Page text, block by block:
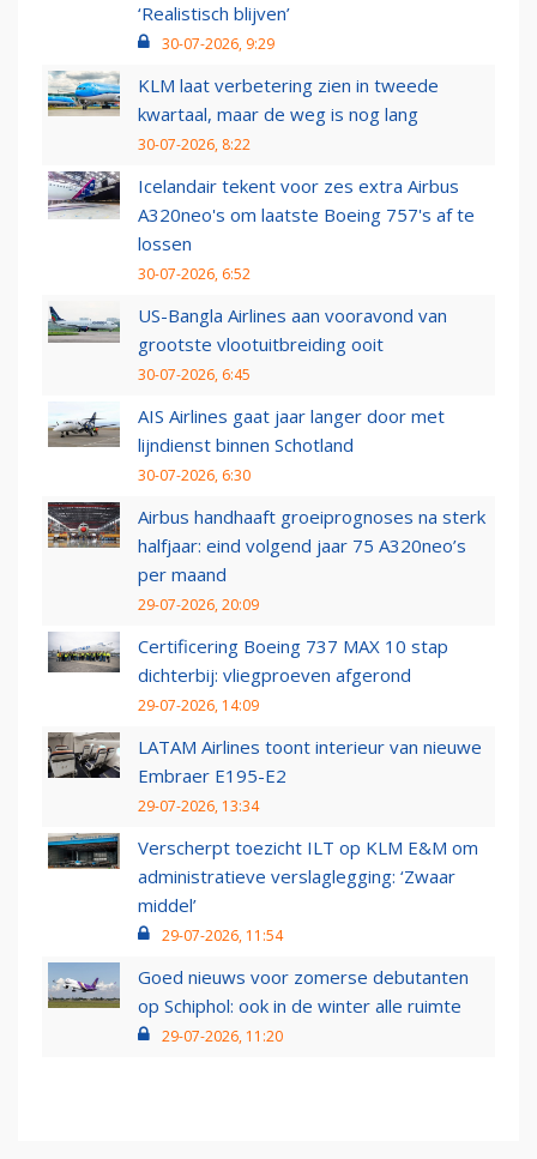
‘Realistisch blijven’
30-07-2026, 9:29
KLM laat verbetering zien in tweede
kwartaal, maar de weg is nog lang
30-07-2026, 8:22
Icelandair tekent voor zes extra Airbus
A320neo's om laatste Boeing 757's af te
lossen
30-07-2026, 6:52
US-Bangla Airlines aan vooravond van
grootste vlootuitbreiding ooit
30-07-2026, 6:45
AIS Airlines gaat jaar langer door met
lijndienst binnen Schotland
30-07-2026, 6:30
Airbus handhaaft groeiprognoses na sterk
halfjaar: eind volgend jaar 75 A320neo’s
per maand
29-07-2026, 20:09
Certificering Boeing 737 MAX 10 stap
dichterbij: vliegproeven afgerond
29-07-2026, 14:09
LATAM Airlines toont interieur van nieuwe
Embraer E195-E2
29-07-2026, 13:34
Verscherpt toezicht ILT op KLM E&M om
administratieve verslaglegging: ‘Zwaar
middel’
29-07-2026, 11:54
Goed nieuws voor zomerse debutanten
op Schiphol: ook in de winter alle ruimte
29-07-2026, 11:20